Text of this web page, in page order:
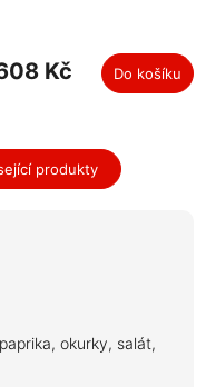
Kč Do košíku
produkty
okurky, salát,